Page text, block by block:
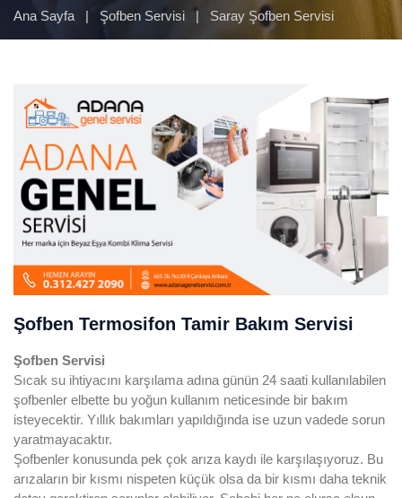
Ana Sayfa | Şofben Servisi | Saray Şofben Servisi
Şofben Termosifon Tamir Bakım Servisi
Şofben Servisi
Sıcak su ihtiyacını karşılama adına günün 24 saati kullanılabilen
şofbenler elbette bu yoğun kullanım neticesinde bir bakım
isteyecektir. Yıllık bakımları yapıldığında ise uzun vadede sorun
yaratmayacaktır.
Şofbenler konusunda pek çok arıza kaydı ile karşılaşıyoruz. Bu
arızaların bir kısmı nispeten küçük olsa da bir kısmı daha teknik